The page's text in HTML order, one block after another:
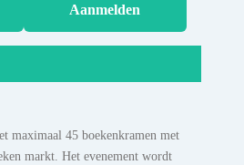
Aanmelden
maximaal 45 boekenkramen met
markt. Het evenement wordt